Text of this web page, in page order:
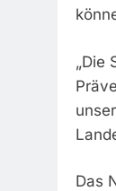
„Die
Das